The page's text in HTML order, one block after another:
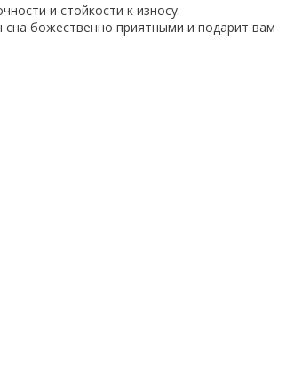
и стойкости к износу.
божественно приятными и подарит вам